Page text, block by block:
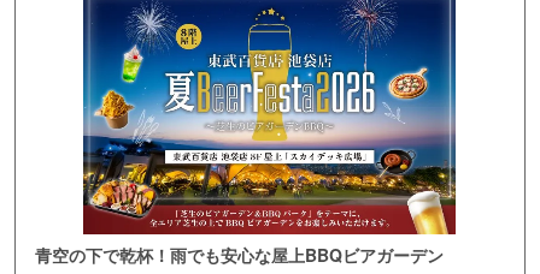
青空の下で乾杯！雨でも安心な屋上BBQビアガーデン